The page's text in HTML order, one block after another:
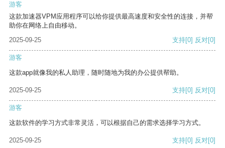
游客
这款加速器VPM应用程序可以给你提供最高速度和安全性的连接，并帮
助你在网络上自由移动。
2025-09-25
支持[0] 反对[0]
游客
这款app就像我的私人助理，随时随地为我的办公提供帮助。
2025-09-25 支持[0] 反对[0]
游客
这款软件的学习方式非常灵活，可以根据自己的需求选择学习方式。
2025-09-25 支持[0] 反对[0]